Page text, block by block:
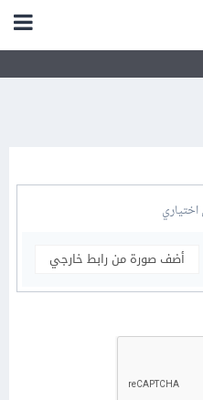
أضف صورة من رابط خارجي